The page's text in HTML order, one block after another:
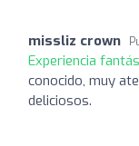
missliz crown
Experiencia
conocido, muy
deliciosos.